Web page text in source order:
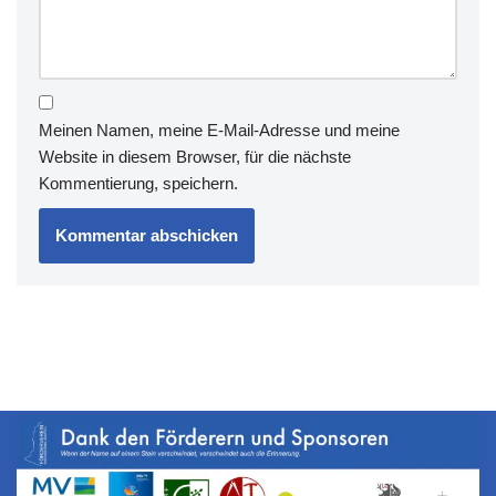
Meinen Namen, meine E-Mail-Adresse und meine
Website in diesem Browser, für die nächste
Kommentierung, speichern.